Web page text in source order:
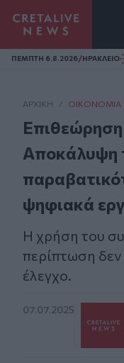
Homepage
ΠΕΜΠΤΗ 6.8.2026/ΗΡΑΚΛΕΙΟ
ΑΡΧΙΚΗ / ΟΙΚΟΝΟΜΊΑ
Αποκάλυψη
ψηφιακά
Η χρήση του
περίπτωση δεν
έλεγχο.
07.07.2025